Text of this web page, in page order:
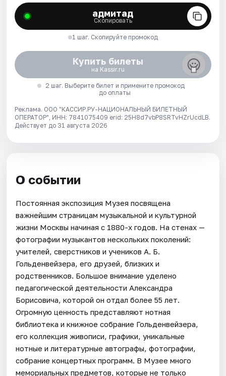
адмитад
Скопировать
1 шаг. Скопируйте промокод
Купить билеты
на Kassir.ru
2 шаг. Выберите билет и примените промокод
до оплаты
Реклама. ООО "КАССИР.РУ-НАЦИОНАЛЬНЫЙ БИЛЕТНЫЙ
ОПЕРАТОР", ИНН: 7841075409 erid: 25H8d7vbP8SRTvHZrUcdLB.
Действует до 31 августа 2026
О событии
Постоянная экспозиция Музея посвящена
важнейшим страницам музыкальной и культурной
жизни Москвы начиная с 1880-х годов. На стенах —
фотографии музыкантов нескольких поколений:
учителей, сверстников и учеников А. Б.
Гольденвейзера, его друзей, близких и
родственников. Большое внимание уделено
педагогической деятельности Александра
Борисовича, которой он отдал более 55 лет.
Огромную ценность представляют нотная
библиотека и книжное собрание Гольденвейзера,
его коллекция живописи, графики, уникальные
нотные и литературные автографы, фотографии,
собрание концертных программ. В Музее много
мемориальных предметов, которые не только